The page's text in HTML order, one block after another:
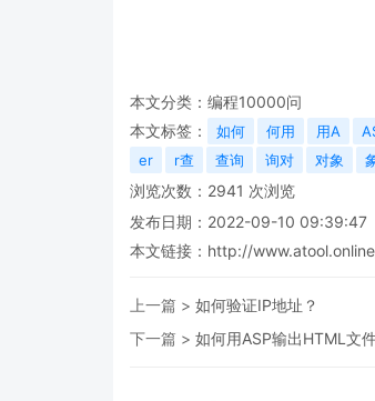
本文分类： 编程10000问
本文标签：
如何 何用 用A
er
r查 查询 询对 对象
浏览次数： 2941 次浏览
发布日期：2022-09-10 09:39:47
本文链接： http://
上一篇 > 如何验证IP地址？
下一篇 > 如何用ASP输出HTML文